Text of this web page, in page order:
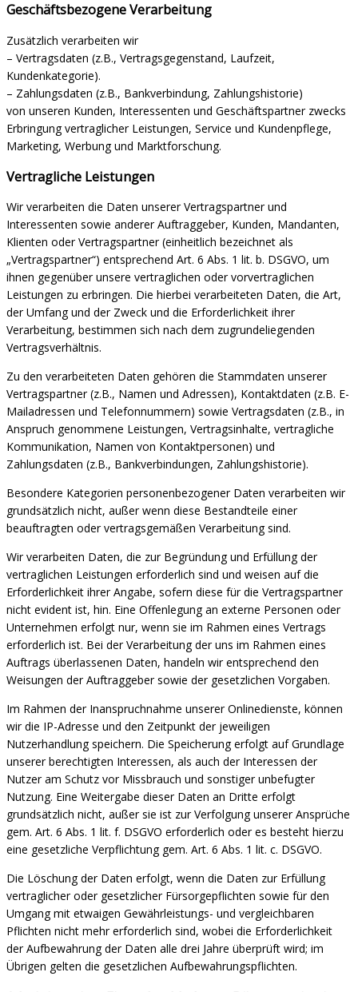
Geschäftsbezogene Verarbeitung
Zusätzlich verarbeiten wir
– Vertragsdaten (z.B., Vertragsgegenstand, Laufzeit,
Kundenkategorie).
– Zahlungsdaten (z.B., Bankverbindung, Zahlungshistorie)
von unseren Kunden, Interessenten und Geschäftspartner zwecks
Erbringung vertraglicher Leistungen, Service und Kundenpflege,
Marketing, Werbung und Marktforschung.
Vertragliche Leistungen
Wir verarbeiten die Daten unserer Vertragspartner und
Interessenten sowie anderer Auftraggeber, Kunden, Mandanten,
Klienten oder Vertragspartner (einheitlich bezeichnet als
„Vertragspartner“) entsprechend Art. 6 Abs. 1 lit. b. DSGVO, um
ihnen gegenüber unsere vertraglichen oder vorvertraglichen
Leistungen zu erbringen. Die hierbei verarbeiteten Daten, die Art,
der Umfang und der Zweck und die Erforderlichkeit ihrer
Verarbeitung, bestimmen sich nach dem zugrundeliegenden
Vertragsverhältnis.
Zu den verarbeiteten Daten gehören die Stammdaten unserer
Vertragspartner (z.B., Namen und Adressen), Kontaktdaten (z.B. E-
Mailadressen und Telefonnummern) sowie Vertragsdaten (z.B., in
Anspruch genommene Leistungen, Vertragsinhalte, vertragliche
Kommunikation, Namen von Kontaktpersonen) und
Zahlungsdaten (z.B., Bankverbindungen, Zahlungshistorie).
Besondere Kategorien personenbezogener Daten verarbeiten wir
grundsätzlich nicht, außer wenn diese Bestandteile einer
beauftragten oder vertragsgemäßen Verarbeitung sind.
Wir verarbeiten Daten, die zur Begründung und Erfüllung der
vertraglichen Leistungen erforderlich sind und weisen auf die
Erforderlichkeit ihrer Angabe, sofern diese für die Vertragspartner
nicht evident ist, hin. Eine Offenlegung an externe Personen oder
Unternehmen erfolgt nur, wenn sie im Rahmen eines Vertrags
erforderlich ist. Bei der Verarbeitung der uns im Rahmen eines
Auftrags überlassenen Daten, handeln wir entsprechend den
Weisungen der Auftraggeber sowie der gesetzlichen Vorgaben.
Im Rahmen der Inanspruchnahme unserer Onlinedienste, können
wir die IP-Adresse und den Zeitpunkt der jeweiligen
Nutzerhandlung speichern. Die Speicherung erfolgt auf Grundlage
unserer berechtigten Interessen, als auch der Interessen der
Nutzer am Schutz vor Missbrauch und sonstiger unbefugter
Nutzung. Eine Weitergabe dieser Daten an Dritte erfolgt
grundsätzlich nicht, außer sie ist zur Verfolgung unserer Ansprüche
gem. Art. 6 Abs. 1 lit. f. DSGVO erforderlich oder es besteht hierzu
eine gesetzliche Verpflichtung gem. Art. 6 Abs. 1 lit. c. DSGVO.
Die Löschung der Daten erfolgt, wenn die Daten zur Erfüllung
vertraglicher oder gesetzlicher Fürsorgepflichten sowie für den
Umgang mit etwaigen Gewährleistungs- und vergleichbaren
Pflichten nicht mehr erforderlich sind, wobei die Erforderlichkeit
der Aufbewahrung der Daten alle drei Jahre überprüft wird; im
Übrigen gelten die gesetzlichen Aufbewahrungspflichten.